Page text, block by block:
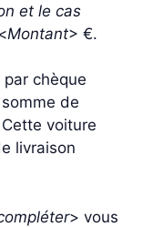
et le cas
Montant> €.
chèque
de
voiture
livraison
> vous